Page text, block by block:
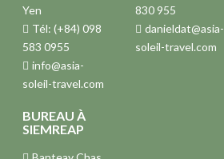
Yen
Tél: (+84) 098
583 0955
info@asia-
soleil-travel.com
830 955
danieldat@asia-
soleil-travel.com
BUREAU À
SIEMREAP